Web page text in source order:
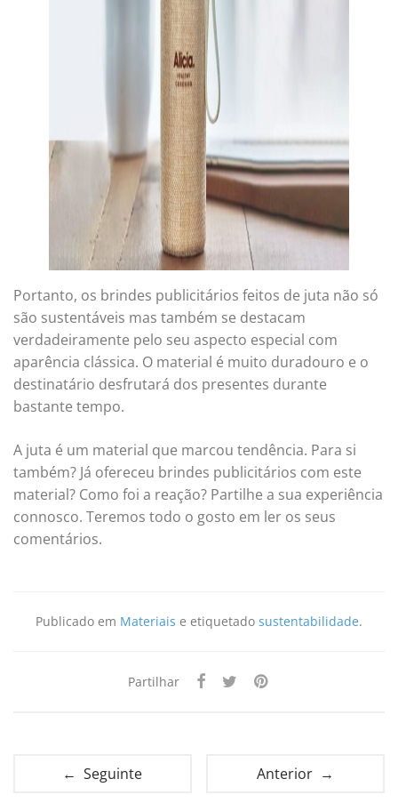
Portanto, os brindes publicitários feitos de juta não só
são sustentáveis mas também se destacam
verdadeiramente pelo seu aspecto especial com
aparência clássica. O material é muito duradouro e o
destinatário desfrutará dos presentes durante
bastante tempo.
A juta é um material que marcou tendência. Para si
também? Já ofereceu brindes publicitários com este
material? Como foi a reação? Partilhe a sua experiência
connosco. Teremos todo o gosto em ler os seus
comentários.
Publicado em Materiais e etiquetado sustentabilidade.
Partilhar
← Seguinte Anterior →